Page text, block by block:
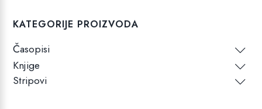
KATEGORIJE PROIZVODA
Časopisi
Knjige
Stripovi